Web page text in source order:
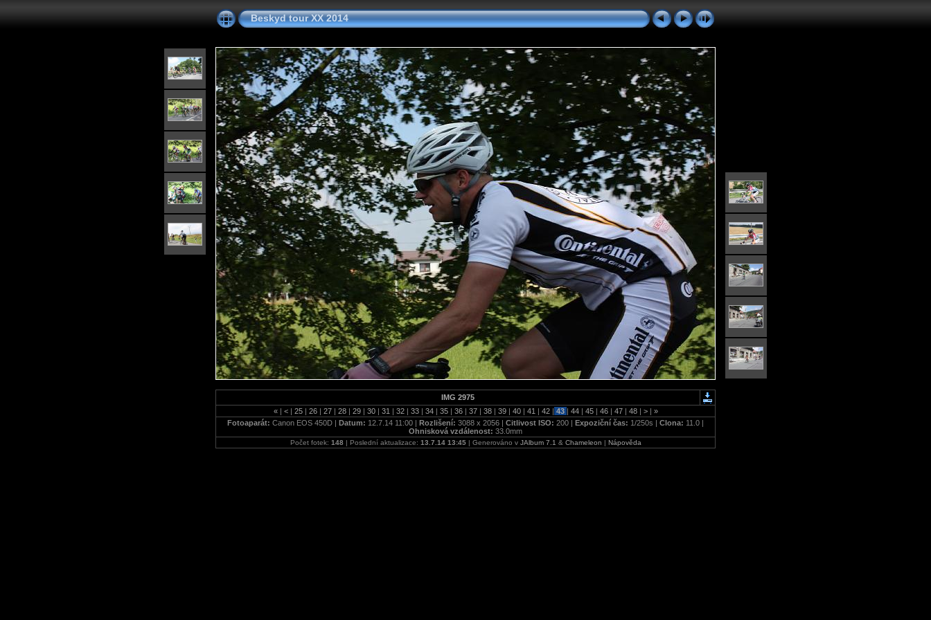
Beskyd tour XX 2014
IMG 2975
« | < | 25 | 26 | 27 | 28 | 29 | 30 | 31 | 32 | 33 | 34 | 35 | 36 | 37 | 38 | 39 | 40 | 41 | 42 | 43 | 44 | 45 | 46 | 47 | 48 | > | »
Fotoaparát: Canon EOS 450D | Datum: 12.7.14 11:00 | Rozlišení: 3088 x 2056 | Citlivost ISO: 200 | Expoziční čas: 1/250s | Clona: 11.0 |
Ohnisková vzdálenost: 33.0mm
Počet fotek: 148 | Poslední aktualizace: 13.7.14 13:45| Generováno v JAlbum 7.1 & Chameleon | Nápověda